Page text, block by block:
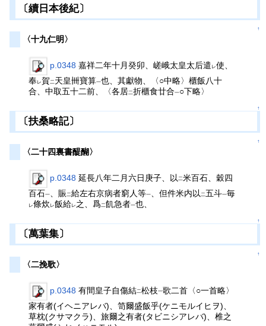
〔續日本後紀〕
↑
〈十九仁明〉
p.0348 嘉祥二年十月癸卯、嵯峨太皇太后遣 レ使、
奉レ賀 二 天皇卌寶算一也、其獻物、〈○中略〉櫃飯八十
合、中取五十二前、〈各居二折櫃食廿合一○下略〉
↑
〔扶桑略記〕
↑
〈二十四裏書醍醐〉
p.0348 延長八年二月六日庚子、以二米百石、穀四
百石一 、賑 二給左右京病者窮人等一 、但件米内以 二五斗一毎
レ條炊 レ飯給レ 之、爲二飢急者一也、
↑
〔萬葉集〕
↑
〈二挽歌〉
p.0348 有間皇子自傷結二松枝一歌二首〈○一首略〉
家有者(イヘニアレバ)、笥爾盛飯乎(ケニモルイヒヲ)、
草枕(クサマクラ)、旅爾之有者(タビニシアレバ)、椎之